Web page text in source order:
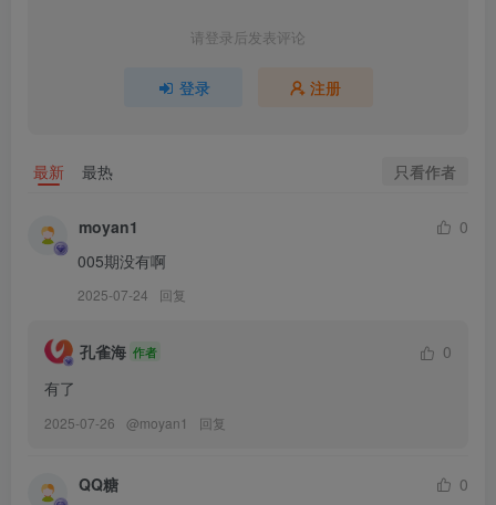
请登录后发表评论
登录 注册
最新 最热 只看作者
moyan1
0
005期没有啊
2025-07-24 回复
孔雀海 作者
0
有了
2025-07-26 @moyan1 回复
QQ糖
0